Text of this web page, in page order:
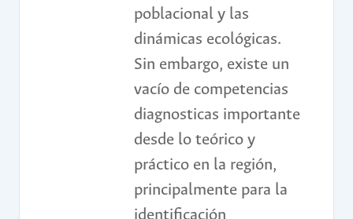
poblacional y las
dinámicas ecológicas.
Sin embargo, existe un
vacío de competencias
diagnosticas importante
desde lo teórico y
práctico en la región,
principalmente para la